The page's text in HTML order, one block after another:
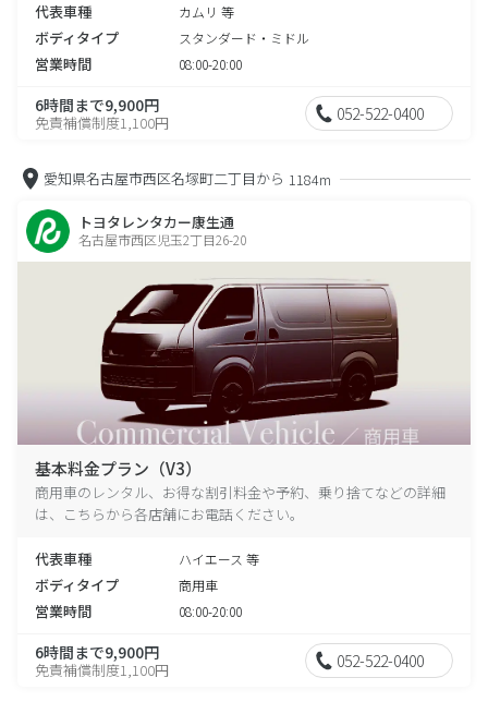
代表車種 カムリ 等
ボディタイプ スタンダード・ミドル
営業時間 08:00-20:00
6時間まで9,900円
免責補償制度1,100円 052-522-0400
愛知県名古屋市西区名塚町二丁目から 1184m
トヨタレンタカー康生通
名古屋市西区児玉2丁目26-20
基本料金プラン（V3）
商用車のレンタル、お得な割引料金や予約、乗り捨てなどの詳細
は、こちらから各店舗にお電話ください。
代表車種 ハイエース 等
ボディタイプ 商用車
営業時間 08:00-20:00
6時間まで9,900円
免責補償制度1,100円 052-522-0400